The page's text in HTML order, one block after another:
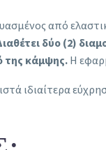
από
δύο (2)
της κάμψης.Η
ιδιαίτερα